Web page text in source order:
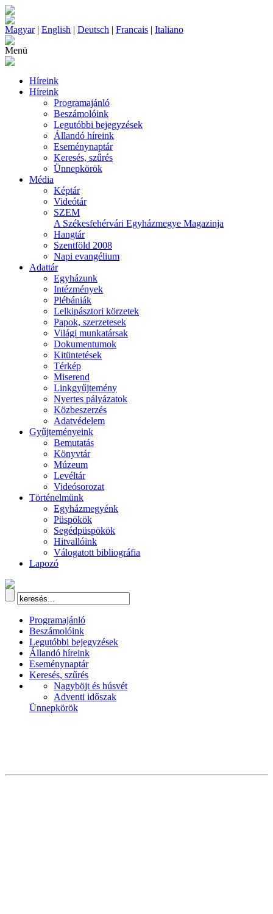
Magyar| English | Deutsch | Francais | Italiano
Menü
Híreink
Híreink
Programajánló
Beszámolóink
Legutóbbi bejegyzések
Állandó híreink
Eseménynaptár
Keresés, szűrés
Ünnepkörök
Média
Képtár
Videótár
SZEM
A Székesfehérvári Egyházmegye Magazinja
Hangtár
Szentföld 2008
Napi evangélium
Adattár
Egyházunk
Intézmények
Plébániák
Lelkipásztori körzetek
Papok, szerzetesek
Világi munkatársak
Dokumentumok
Kitüntetések
Térkép
Miserend
Linkgyűjtemény
Nyertes pályázatok
Közbeszerzés
Adatvédelem
Gyűjteményeink
Bemutatás
Könyvtár
Múzeum
Levéltár
Videósorozat
Történelmünk
Egyházmegyénk
Püspökök
Segédpüspökök
Hitvallóink
Válogatott bibliográfia
Lapozó
Programajánló
Beszámolóink
Legutóbbi bejegyzések
Állandó híreink
Eseménynaptár
Keresés, szűrés
Nagyböjt és húsvét
Adventi időszak
Ünnepkörök